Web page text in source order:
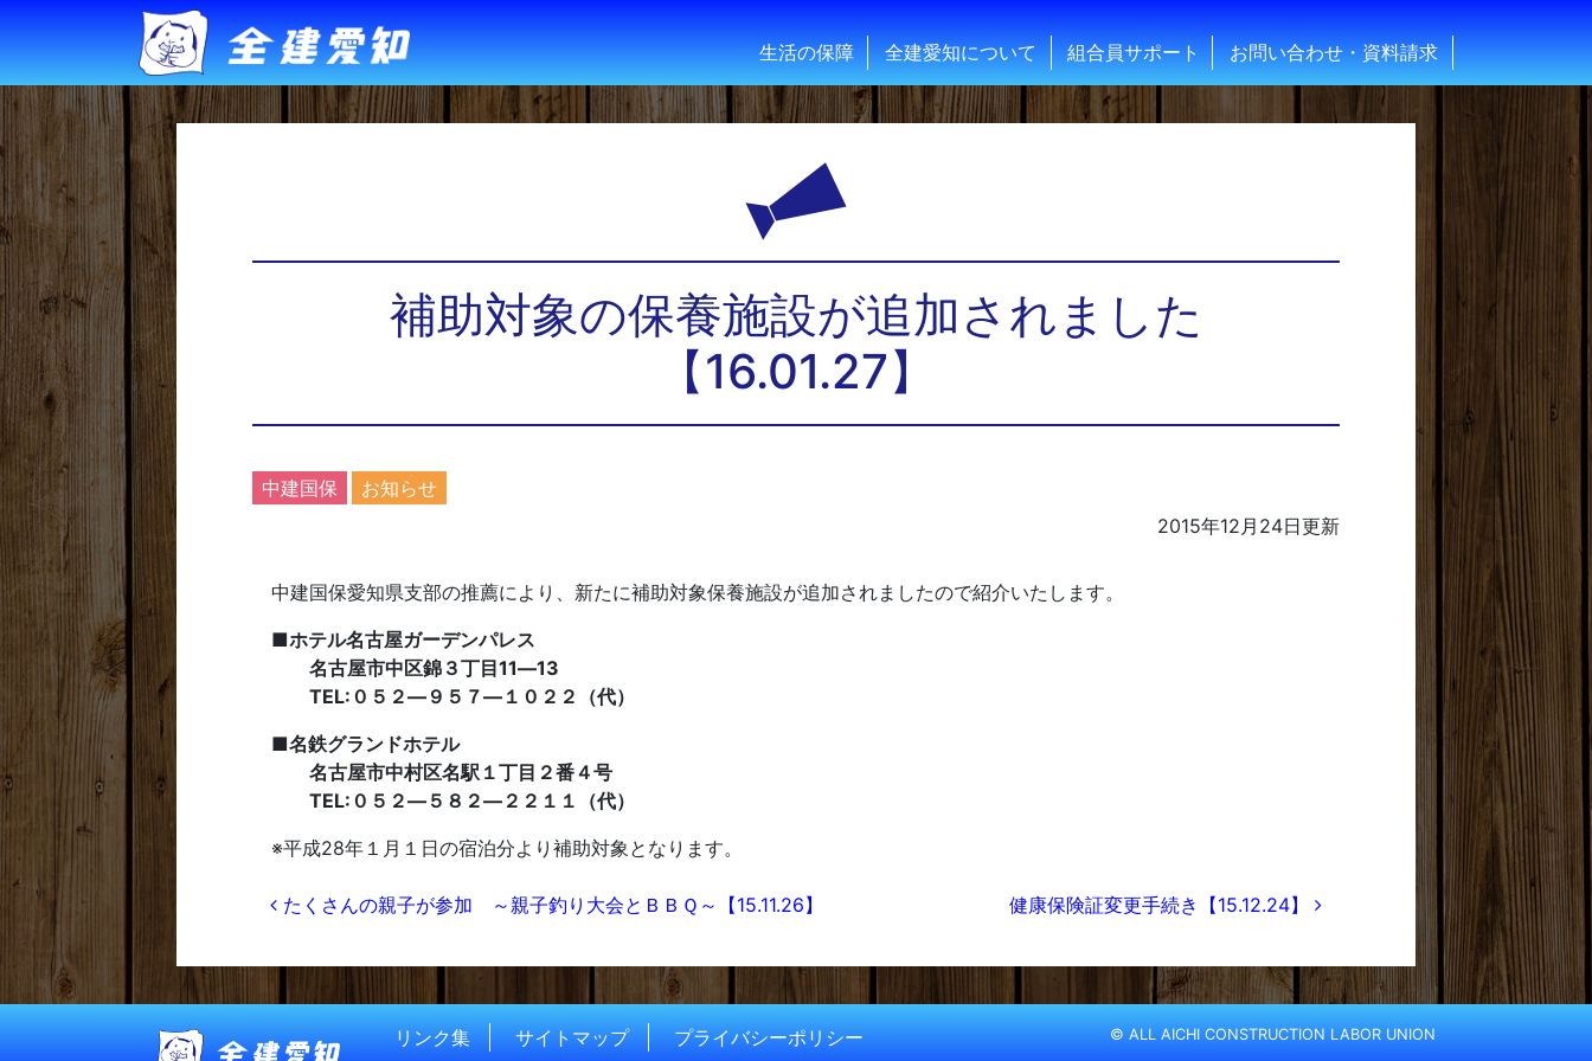
生活の保障 全建愛知について 組合員サポート お問い合わせ・資料請求
補助対象の保養施設が追加されました
【16.01.27】
中建国保
お知らせ
2015年12月24日更新
中建国保愛知県支部の推薦により、新たに補助対象保養施設が追加されましたので紹介いたします。
■ホテル名古屋ガーデンパレス
名古屋市中区錦３丁目11―13
TEL:０５２―９５７―１０２２（代）
■名鉄グランドホテル
名古屋市中村区名駅１丁目２番４号
TEL:０５２―５８２―２２１１（代）
※平成28年１月１日の宿泊分より補助対象となります。
投稿ナビゲーション
たくさんの親子が参加 ～親子釣り大会とＢＢＱ～【15.11.26】 健康保険証変更手続き【15.12.24】
リンク集 サイトマップ プライバシーポリシー © ALL AICHI CONSTRUCTION LABOR UNION